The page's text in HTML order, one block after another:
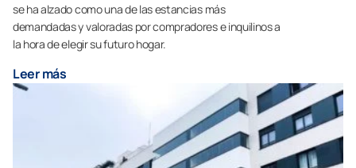
se ha alzado como una de las estancias más
demandadas y valoradas por compradores e inquilinos a
la hora de elegir su futuro hogar.
Leer más